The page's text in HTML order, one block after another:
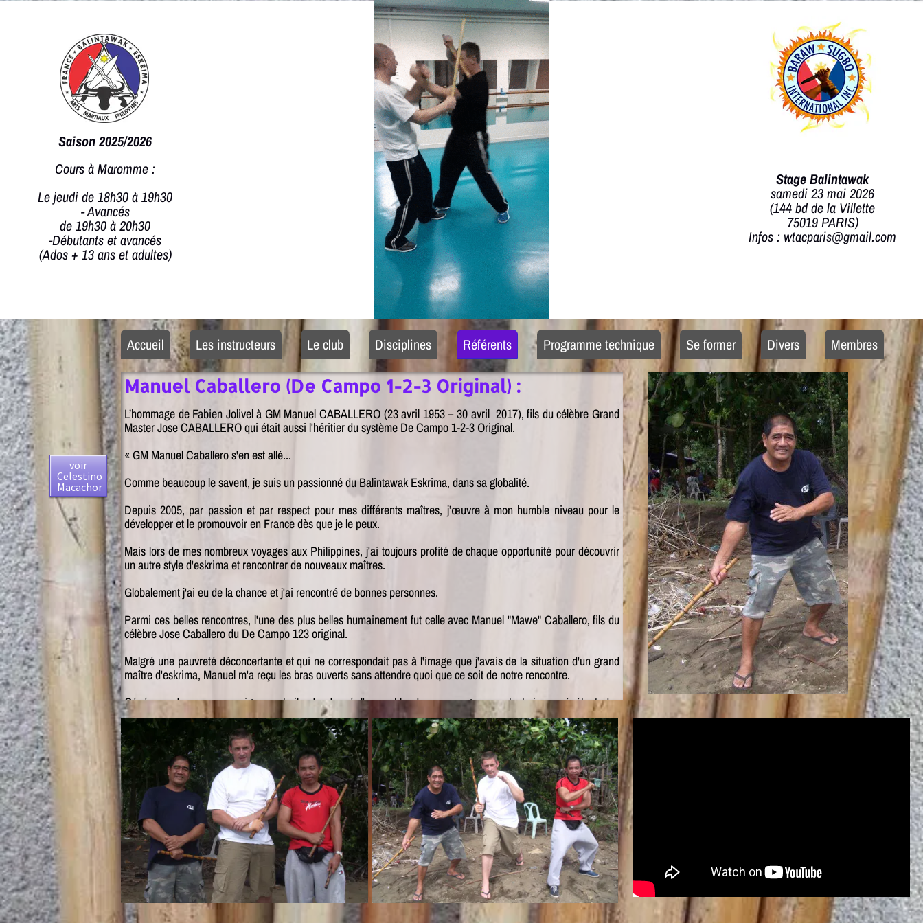
Accueil Les instructeurs Le club Disciplines Référents Programme technique Se former Divers Membres
Saison2025/2026
Cours à Maromme :
Le jeudi de 18h30 à 19h30
- Avancés
de 19h30 à 20h30
-Débutants et avancés
(Ados + 13 ans et adultes)
Stage Balintawak
samedi 23 mai 2026
(144 bd de la Villette
75019 PARIS)
Infos : wtacparis@gmail.com
Manuel Caballero (De Campo 1-2-3 Original) :
L’hommage de Fabien Jolivel à GM Manuel CABALLERO (23 avril 1953 – 30 avril 2017), fils du célèbre Grand
Master Jose CABALLERO qui était aussi l'héritier du système De Campo 1-2-3 Original.
« GM Manuel Caballero s'en est allé...
Comme beaucoup le savent, je suis un passionné du Balintawak Eskrima, dans sa globalité.
Depuis 2005, par passion et par respect pour mes différents maîtres, j’œuvre à mon humble niveau pour le
développer et le promouvoir en France dès que je le peux.
Mais lors de mes nombreux voyages aux Philippines, j'ai toujours profité de chaque opportunité pour découvrir
un autre style d'eskrima et rencontrer de nouveaux maîtres.
Globalement j'ai eu de la chance et j'ai rencontré de bonnes personnes.
Parmi ces belles rencontres, l'une des plus belles humainement fut celle avec Manuel "Mawe" Caballero, fils du
célèbre Jose Caballero du De Campo 123 original.
Malgré une pauvreté déconcertante et qui ne correspondait pas à l'image que j'avais de la situation d'un grand
maître d'eskrima, Manuel m'a reçu les bras ouverts sans attendre quoi que ce soit de notre rencontre.
Généreux dans son enseignement, il m'a donné l'ensemble de son programme technique, répétant des
centaines de fois les techniques et les enchaînements jusqu'à avoir, avec la chaleur et l'humidité, les mains
pleines de cloques. Mais la sensation de se retrouver à côtoyer un grand pratiquant dépassait la fatigue et la
douleur et faisait de ce moment un moment magique et gravé à tout jamais dans mon cœur et mon esprit.
Accompagné de "Buck" Mariano, nous avons passés des moments magiques. Malgré sa grande pauvreté je me
rappelle qu'il avait été au marché de Toledo pour nous préparer un succulent déjeuner avant notre départ.
Contrairement à d'autres, alors qu'il aurait été en droit de le demander, il n'avait pas la notion de business pour
enseigner son style d'eskrima familial.
Parlant peu anglais, j'ai eu grâce à mon épouse Celeste Duartee la possibilité de mieux le comprendre, de
mieux le découvrir et de pouvoir faire baisser les barrières du langage pour passer d'inoubliables moments en
sa compagnie.
Je me rappelle aussi d'un jour où il me faisait réciter mes gammes techniques qu'il appelle "specialyze ou direct
voir
Celestino
Macachor